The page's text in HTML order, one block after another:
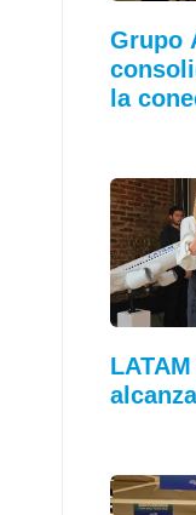
Grupo
la